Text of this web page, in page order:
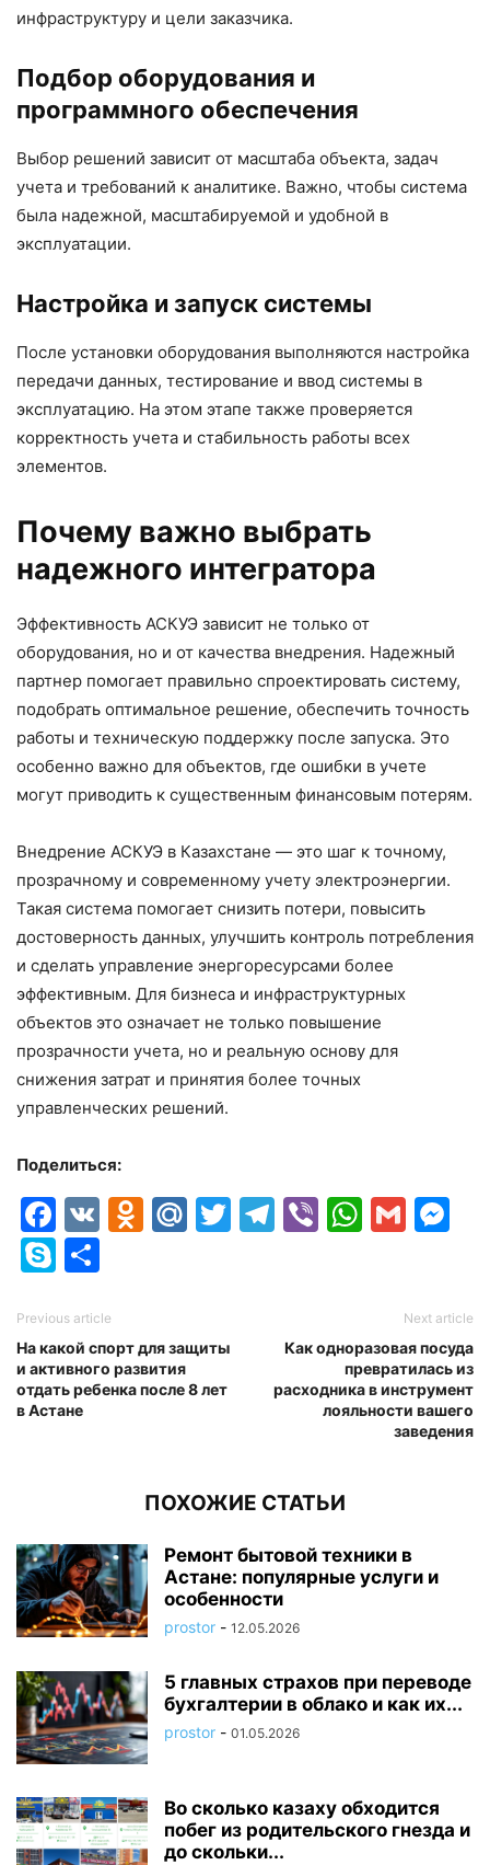
инфраструктуру и цели заказчика.
Подбор оборудования и
программного обеспечения
Выбор решений зависит от масштаба объекта, задач
учета и требований к аналитике. Важно, чтобы система
была надежной, масштабируемой и удобной в
эксплуатации.
Настройка и запуск системы
После установки оборудования выполняются настройка
передачи данных, тестирование и ввод системы в
эксплуатацию. На этом этапе также проверяется
корректность учета и стабильность работы всех
элементов.
Почему важно выбрать
надежного интегратора
Эффективность АСКУЭ зависит не только от
оборудования, но и от качества внедрения. Надежный
партнер помогает правильно спроектировать систему,
подобрать оптимальное решение, обеспечить точность
работы и техническую поддержку после запуска. Это
особенно важно для объектов, где ошибки в учете
могут приводить к существенным финансовым потерям.
Внедрение АСКУЭ в Казахстане — это шаг к точному,
прозрачному и современному учету электроэнергии.
Такая система помогает снизить потери, повысить
достоверность данных, улучшить контроль потребления
и сделать управление энергоресурсами более
эффективным. Для бизнеса и инфраструктурных
объектов это означает не только повышение
прозрачности учета, но и реальную основу для
снижения затрат и принятия более точных
управленческих решений.
Поделиться:
Facebook
VK Odnoklassniki
Mail.Ru
Twitter
Telegram
Viber
Skype
Previous article
На какой спорт для защиты
и активного развития
отдать ребенка после 8 лет
в Астане
Next article
Как одноразовая посуда
превратилась из
расходника в инструмент
лояльности вашего
заведения
ПОХОЖИЕ СТАТЬИ
Ремонт бытовой техники в
Астане: популярные услуги и
особенности
prostor - 12.05.2026
5 главных страхов при переводе
бухгалтерии в облако и как их...
prostor - 01.05.2026
Во сколько казаху обходится
побег из родительского гнезда и
до скольки...